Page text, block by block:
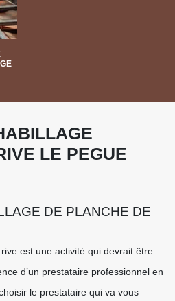
LE PEGUE
DE PLANCHE DE
est une activité qui devrait être
d’un prestataire professionnel en
le prestataire qui va vous